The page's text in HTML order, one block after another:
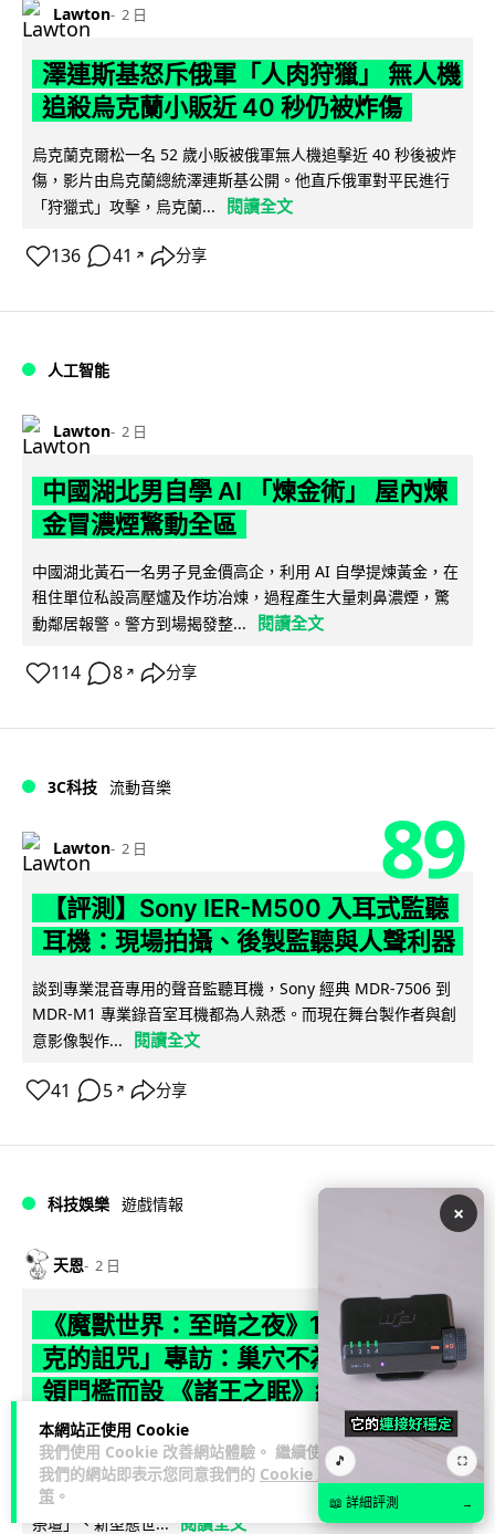
本網站正使用 Cookie
我們使用 Cookie 改善網站體驗。 繼續使用
我們的網站即表示您同意我們的 Cookie 政
策 。
Lawton 2 日
澤連斯基怒斥俄軍「人肉狩獵」 無人機
追殺烏克蘭小販近 40 秒仍被炸傷
烏克蘭克爾松一名 52 歲小販被俄軍無人機追擊近 40 秒後被炸
傷，影片由烏克蘭總統澤連斯基公開。他直斥俄軍對平民進行
「狩獵式」攻擊，烏克蘭...
閱讀全文
136 41 ↗ 分享
人工智能
Lawton 2 日
中國湖北男自學 AI 「煉金術」 屋內煉
金冒濃煙驚動全區
中國湖北黃石一名男子見金價高企，利用 AI 自學提煉黃金，在
租住單位私設高壓爐及作坊冶煉，過程產生大量刺鼻濃煙，驚
動鄰居報警。警方到場揭發整...
閱讀全文
114 8 ↗ 分享
3C科技 流動音樂
Lawton 2 日 89
【評測】Sony IER-M500 入耳式監聽
耳機：現場拍攝、後製監聽與人聲利器
談到專業混音專用的聲音監聽耳機，Sony 經典 MDR-7506 到
MDR-M1 專業錄音室耳機都為人熟悉。而現在舞台製作者與創
意影像製作...
閱讀全文
41 5 ↗ 分享
科技娛樂 遊戲情報
天恩 2 日
《魔獸世界：至暗之夜》12.1 「烏拉特
克的詛咒」專訪：巢穴不為提高世界首
領門檻而設 《諸王之眠》縮短約 10 分
鐘
《魔獸世界：至暗之夜》版本更新 12.1「烏拉特克的詛咒」將
於 8 月 13 日正式上線，帶來全新區域「盤蛇島」、地城「毒牙
祭壇」、新型態世... 閱讀全文
×
🎵 ⛶
📖 詳細評測 →